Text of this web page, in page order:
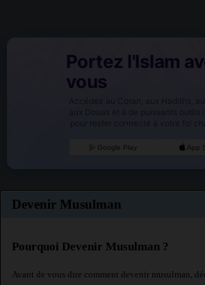
Portez l'Islam
vous
Accédez au Coran, aux Hadiths, au
aux Douas et à de puissants outils
pour rester connecté à votre foi
Google Play App
Devenir Musulman
Pourquoi Devenir Musulman ?
Avant de vous dire comment devenir musulman,